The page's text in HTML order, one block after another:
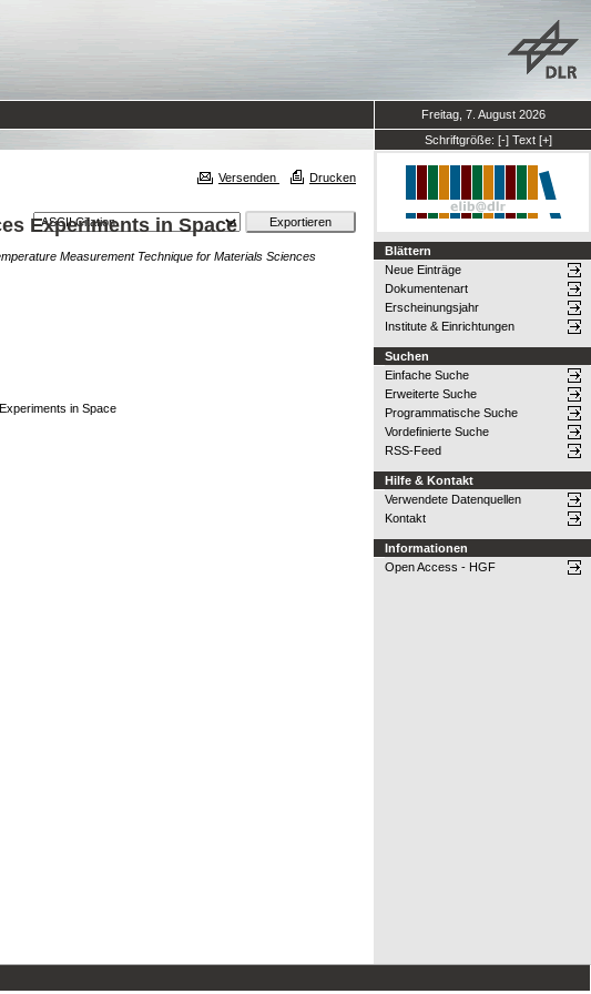
Freitag, 7. August 2026
Schriftgröße: [-] Text [+]
Versenden Drucken
Experiments in Space
Measurement Technique for Materials Sciences
in Space
Blättern
Neue Einträge
Dokumentenart
Erscheinungsjahr
Institute & Einrichtungen
Suchen
Einfache Suche
Erweiterte Suche
Programmatische Suche
Vordefinierte Suche
RSS-Feed
Hilfe & Kontakt
Verwendete Datenquellen
Kontakt
Informationen
Open Access - HGF